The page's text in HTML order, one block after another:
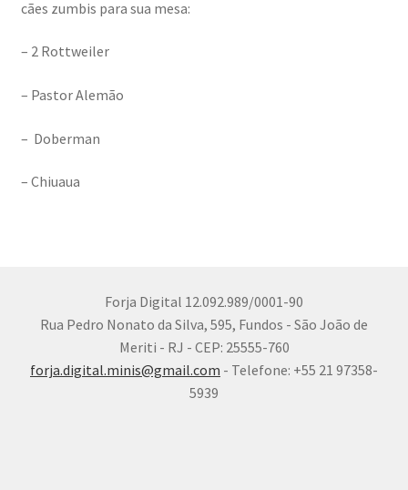
cães zumbis para sua mesa:
– 2 Rottweiler
– Pastor Alemão
– Doberman
– Chiuaua
Forja Digital 12.092.989/0001-90
Rua Pedro Nonato da Silva, 595, Fundos - São João de
Meriti - RJ - CEP: 25555-760
forja.digital.minis@gmail.com - Telefone: +55 21 97358-
5939